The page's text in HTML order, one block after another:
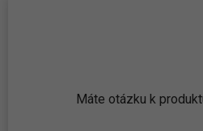
Máte otázku k